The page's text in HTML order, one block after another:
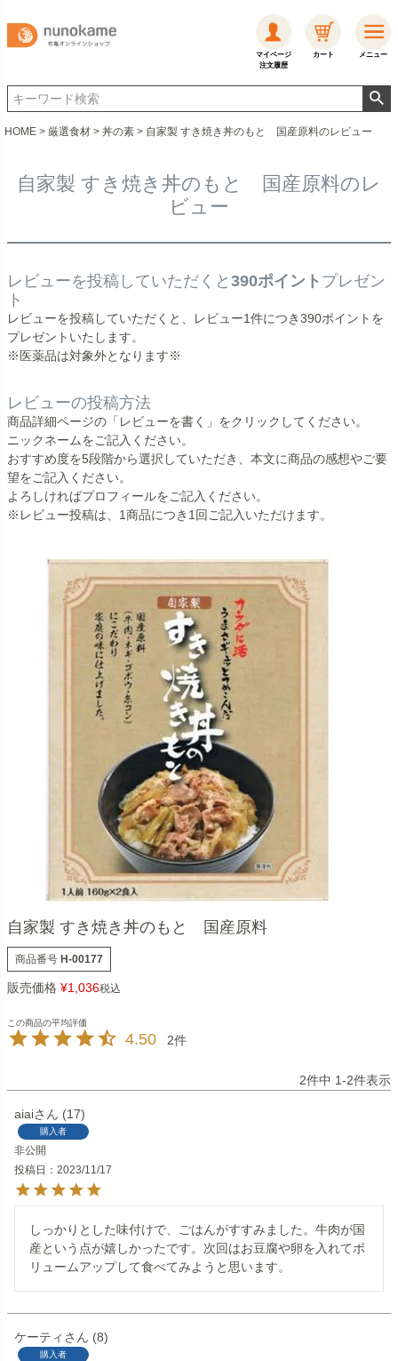
マイページ
注文履歴
カート メニュー
HOME 厳選食材 丼の素 自家製 すき焼き丼のもと 国産原料のレビュー
自家製 すき焼き丼のもと 国産原料のレ
ビュー
レビューを投稿していただくと 390ポイント プレゼン
ト
レビューを投稿していただくと、レビュー1件につき390ポイントを
プレゼントいたします。
※医薬品は対象外となります※
レビューの投稿方法
商品詳細ページの「レビューを書く」をクリックしてください。
ニックネームをご記入ください。
おすすめ度を5段階から選択していただき、本文に商品の感想やご要
望をご記入ください。
よろしければプロフィールをご記入ください。
※レビュー投稿は、1商品につき1回ご記入いただけます。
自家製 すき焼き丼のもと 国産原料
商品番号 H-00177
販売価格 ¥1,036税込
4.50 2
2件中 1-2件表示
aiai 17
購入者
非公開
投稿日
2023/11/17
しっかりとした味付けで、ごはんがすすみました。牛肉が国
産という点が嬉しかったです。次回はお豆腐や卵を入れてボ
リュームアップして食べてみようと思います。
ケーティ 8
購入者